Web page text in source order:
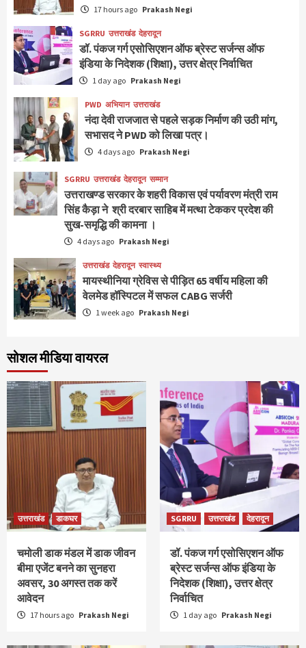
17 hours ago Prakash Negi
SGRRU उत्तराखंड देहरादून
डॉ. पंकज गर्ग एसोसिएशन ऑफ ब्रेस्ट सर्जन्स ऑफ
इंडिया के निदेशक (शिक्षा), उत्तर क्षेत्र निर्वाचित
1 day ago Prakash Negi
PWD अभियान उत्तराखंड
नंदा देवी राजजात से पहले सड़क निर्माण की उठी मांग,
सभासद ने PWD को लिखा पत्र।
4 days ago Prakash Negi
SGRRU उत्तराखंड देहरादून सम्मान
उत्तराखण्ड सरकार के शहरी विकास एवं पर्यावरण मंत्री राम
सिंह कैड़ा ने श्री दरबार साहिब में मत्था टेककर प्रदेश की
सुख-समृद्धि की कामना ।
4 days ago Prakash Negi
उत्तराखंड देहरादून स्वास्थ्य
मायस्थीनिया ग्रेविस से पीड़ित 65 वर्षीय महिला की
वेलमेड हॉस्पिटल में सफल CABG सर्जरी
1 week ago Prakash Negi
सोशल मीडिया वायरल
उत्तराखंड डाकघर
चमोली डाक मंडल में डाक जीवन
बीमा एजेंट बनने का सुनहरा
अवसर, 30 अगस्त तक करें
आवेदन
17 hours ago Prakash Negi
SGRRU उत्तराखंड देहरादून
डॉ. पंकज गर्ग एसोसिएशन ऑफ
ब्रेस्ट सर्जन्स ऑफ इंडिया के
निदेशक (शिक्षा), उत्तर क्षेत्र
निर्वाचित
1 day ago Prakash Negi